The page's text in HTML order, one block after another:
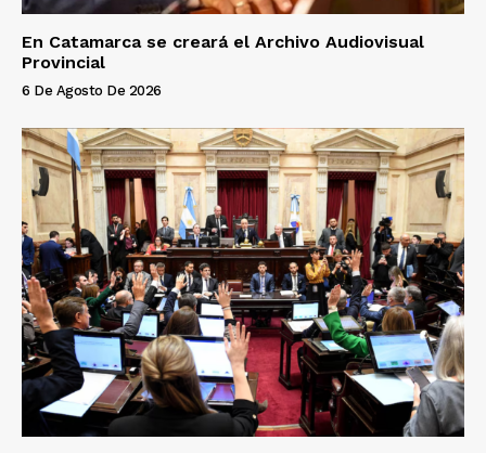
En Catamarca se creará el Archivo Audiovisual
Provincial
6 De Agosto De 2026